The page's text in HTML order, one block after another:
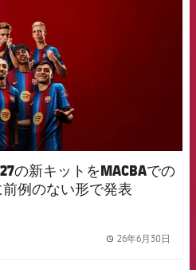
の新キットをMACBAでの
例のない形で発表
26年6月30日